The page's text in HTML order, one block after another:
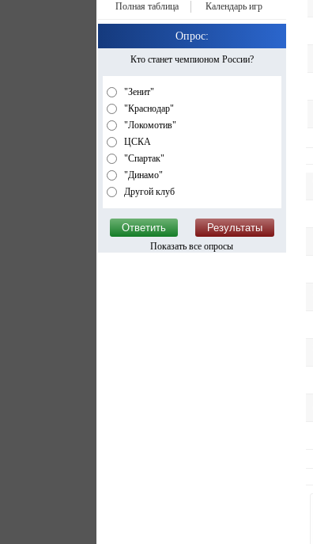
Полная таблица Календарь игр
Опрос:
Кто станет чемпионом России?
"Зенит"
"Краснодар"
"Локомотив"
ЦСКА
"Спартак"
"Динамо"
Другой клуб
Показать все опросы